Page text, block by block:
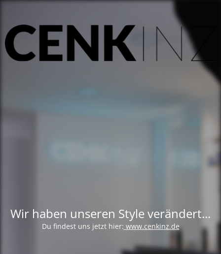
Wir haben unseren Style verändert...
Du findest uns jetzt hier: www.cenkinz.de